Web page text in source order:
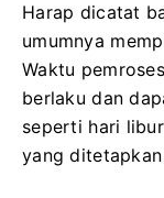
Harap dicatat
umumnya
Waktu
berlaku dan
seperti hari
yang